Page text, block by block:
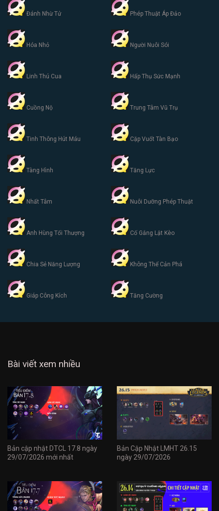
Đánh Nhừ Tử Phép Thuật Áp Đảo
Hóa Nhỏ Người Nuôi Sói
Linh Thú Cua Hấp Thụ Sức Mạnh
Cuồng Nộ Trung Tâm Vũ Trụ
Tinh Thông Hút Máu Cặp Vuốt Tàn Bạo
Tàng Hình Tăng Lực
Nhất Tâm Nuôi Dưỡng Phép Thuật
Anh Hùng Tối Thượng Cố Gắng Lật Kèo
Chia Sẻ Năng Lượng Không Thể Cản Phá
Giáp Công Kích Tăng Cường
Bài viết xem nhiều
Bản cập nhật DTCL 17.8 ngày
29/07/2026 mới nhất
Bản Cập Nhật LMHT 26.15
ngày 29/07/2026